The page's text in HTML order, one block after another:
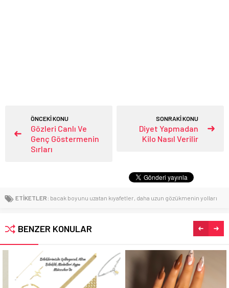
ÖNCEKİ KONU
Gözleri Canlı Ve
Genç Göstermenin
Sırları
SONRAKİ KONU
Diyet Yapmadan
Kilo Nasıl Verilir
ETİKETLER: bacak boyunu uzatan kıyafetler, daha uzun gözükmenin yolları
BENZER KONULAR